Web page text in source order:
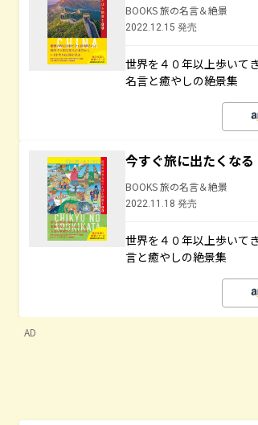
BOOKS 旅の名言＆絶景
2022.12.15 発売
世界を４０年以上歩いて
名言と癒やしの絶景集
今すぐ旅に出たくな
BOOKS 旅の名言＆絶景
2022.11.18 発売
世界を４０年以上歩いて
言と癒やしの絶景集
AD